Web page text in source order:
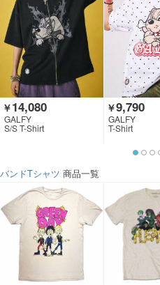
￥14,080
GALFY
S/S T-Shirt
￥9,790
GALFY
T-Shirt
バンドTシャツ 商品一覧